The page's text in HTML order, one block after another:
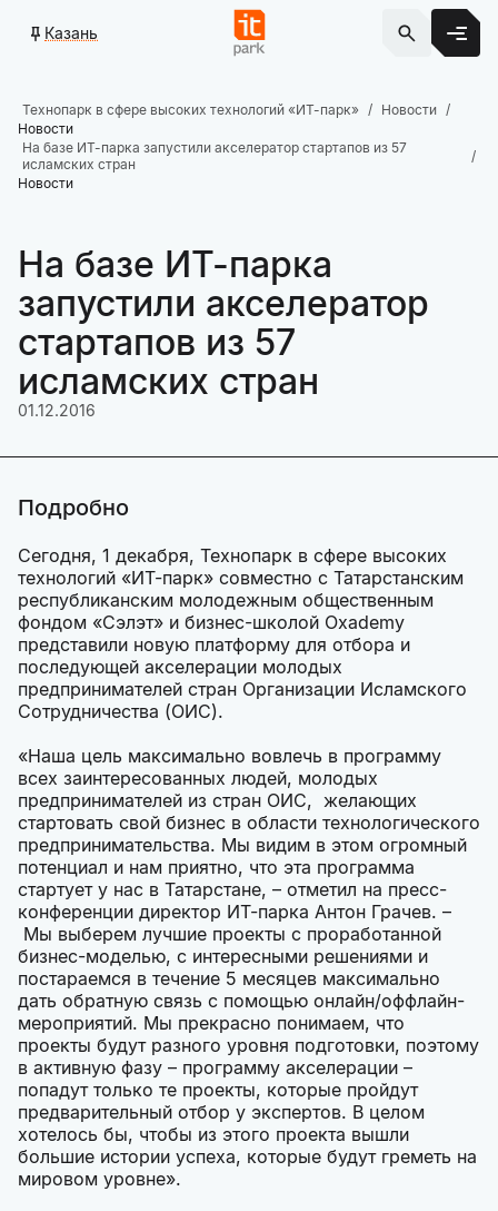
Казань
Технопарк в сфере высоких технологий «ИТ-парк»
Новости
Новости
На базе ИТ-парка запустили акселератор стартапов из 57
исламских стран
Новости
На базе ИТ-парка
запустили акселератор
стартапов из 57
исламских стран
01.12.2016
Подробно
Сегодня, 1 декабря, Технопарк в сфере высоких
технологий «ИТ-парк» совместно с Татарстанским
республиканским молодежным общественным
фондом «Сэлэт» и бизнес-школой Oxademy
представили новую платформу для отбора и
последующей акселерации молодых
предпринимателей стран Организации Исламского
Сотрудничества (ОИС).
«Наша цель максимально вовлечь в программу
всех заинтересованных людей, молодых
предпринимателей из стран ОИС, желающих
стартовать свой бизнес в области технологического
предпринимательства. Мы видим в этом огромный
потенциал и нам приятно, что эта программа
стартует у нас в Татарстане, – отметил на пресс-
конференции директор ИТ-парка Антон Грачев. –
Мы выберем лучшие проекты с проработанной
бизнес-моделью, с интересными решениями и
постараемся в течение 5 месяцев максимально
дать обратную связь с помощью онлайн/оффлайн-
мероприятий. Мы прекрасно понимаем, что
проекты будут разного уровня подготовки, поэтому
в активную фазу – программу акселерации –
попадут только те проекты, которые пройдут
предварительный отбор у экспертов. В целом
хотелось бы, чтобы из этого проекта вышли
большие истории успеха, которые будут греметь на
мировом уровне».